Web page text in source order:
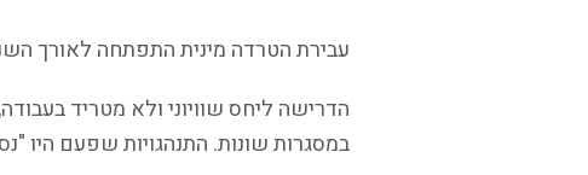
עבירת הטרדה מינית התפתחה לאורך
הדרישה ליחס שוויוני ולא מטריד
במסגרות שונות. התנהגויות שפעם היו